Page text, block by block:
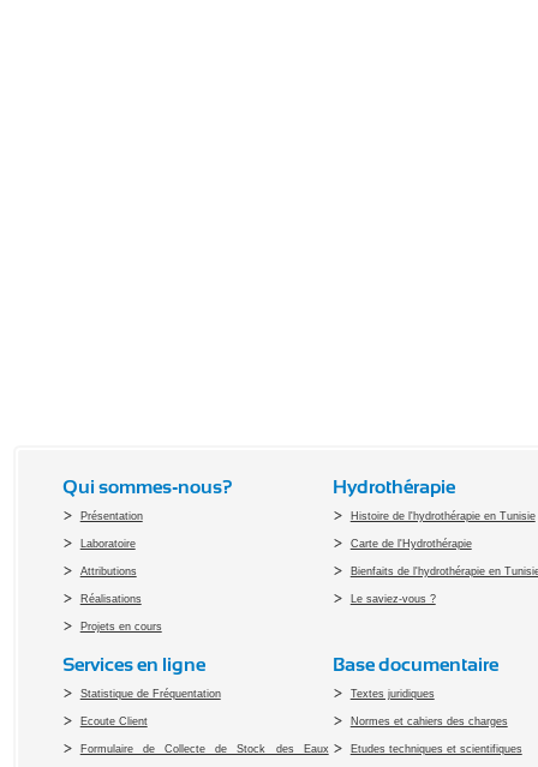
Qui sommes-nous?
Présentation
Laboratoire
Attributions
Réalisations
Projets en cours
Hydrothérapie
Histoire de l'hydrothérapie en Tunisie
Carte de l'Hydrothérapie
Bienfaits de l'hydrothérapie en
Le saviez-vous ?
Services en ligne
Statistique de Fréquentation
Ecoute Client
Formulaire de Collecte de Stock des Eaux
Base documentaire
Textes juridiques
Normes et cahiers des charges
Etudes techniques et scientifiques